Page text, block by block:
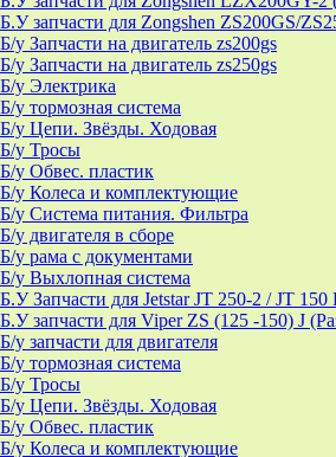
Б.У запчасти для Zongshen ZS200GS/
Б/у Запчасти на двигатель zs200gs
Б/у Запчасти на двигатель zs250gs
Б/у Электрика
Б/у тормозная система
Б/у Цепи. Звёзды. Ходовая
Б/у Тросы
Б/у Обвес. пластик
Б/у Колеса и комплектующие
Б/у Система питания. Фильтра
Б/у двигателя в сборе
Б/у рама с документами
Б/у Выхлопная система
Б.У Запчасти для Jetstar JT 250-2 / JT 150
Б.У запчасти для Viper ZS (125 -150) J
Б/у запчасти для двигателя
Б/у тормозная система
Б/у Тросы
Б/у Цепи. Звёзды. Ходовая
Б/у Обвес. пластик
Б/у Колеса и комплектующие